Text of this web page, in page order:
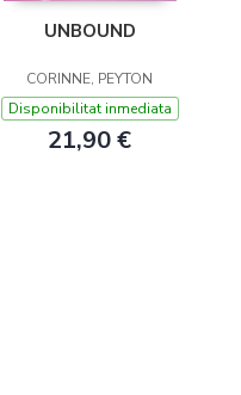
UNBOUND
CORINNE, PEYTON
Disponibilitat inmediata
21,90 €